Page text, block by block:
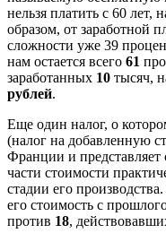
нельзя платить с 60
образом, от заработной
сложности уже 39
нам остается всего 61
заработанных 10 тысяч,
рублей.
Еще один налог, о
(налог на добавленную
Франции и
части стоимости
стадии его
его стоимость с
против 18,